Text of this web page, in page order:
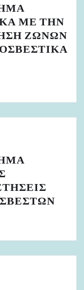
ΜΕ ΤΗΝ
ΖΩΝΩΝ